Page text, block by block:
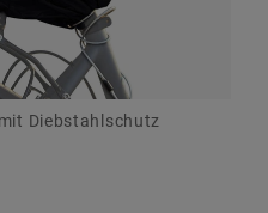
Diebstahlschutz